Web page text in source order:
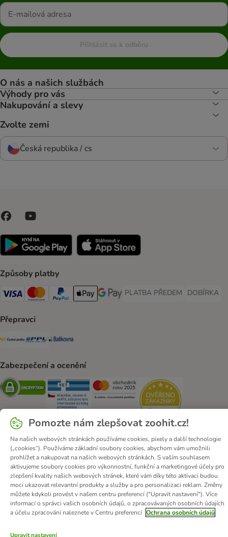
Přihlásit se k odběru
O nás a našich službách
Výhody pro vás
Nakupování a slevy
Zvolte zemi
Česká republika / cs
Způsoby platby
Visa Payment Method
Mastercard Payment Method
PayPal Payment Method
Apple pay Payment Method
GooglePay Payment Method
PLATBA PŘEDEM
PLATBA PŘEDEM Payment
DOBÍRKA
DOBÍRKA
Přepravci
Česká pošta Shipping Method
PPL Shipping Method
Zabezpečení a ocenění
Security Security Security
O zoohit Kariéra Firemní webové stránky
Impressum
Všeobecné obchodní podmínky
Zde odstoupit od smlouvy
Zákon o digitálních službách
Likvidace baterií
Kontakt
Poštovné a dodací termín
Způsoby platby
Partnerský program
Ochrana osobních údajů
Pomozte nám zlepšovat zoohit.cz!
Na našich webových stránkách používáme cookies, pixely a další technologie
(„cookies“). Používáme základní soubory cookies, abychom vám umožnili
prohlížet a nakupovat na našich webových stránkách. S vaším souhlasem
aktivujeme soubory cookies pro výkonnostní, funkční a marketingové účely pro
zlepšení kvality našich webových stránek, které vám díky této aktivaci budou
moci ukazovat relevantní produkty a služby a pro personalizaci reklam. Změny
můžete kdykoli provést v našem centru preferencí ("Upravit nastavení"). Více
informací o správci vašich osobních údajů, o zpracovávaných osobních údajích
a účelu zpracování naleznete v Centru preferencí Ochrana osobních údajů
Upravit nastavení